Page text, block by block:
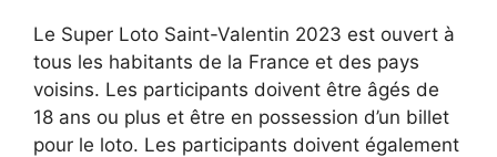
Le Super Loto Saint-Valentin 2023 est ouvert à
tous les habitants de la France et des pays
voisins. Les participants doivent être âgés de
18 ans ou plus et être en possession d’un billet
pour le loto. Les participants doivent également